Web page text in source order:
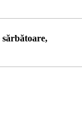
sărbătoare,